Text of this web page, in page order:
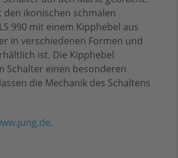
ikonischen schmalen
990 mit einem Kipphebel aus
in verschiedenen Formen und
ist. Die Kipphebel
Schalter einen besonderen
die Mechanik des Schaltens
.